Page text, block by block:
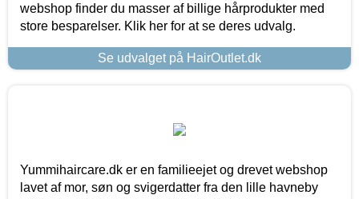
webshop finder du masser af billige hårprodukter med
store besparelser. Klik her for at se deres udvalg.
Se udvalget på HairOutlet.dk
Yummihaircare.dk er en familieejet og drevet webshop
lavet af mor, søn og svigerdatter fra den lille havneby